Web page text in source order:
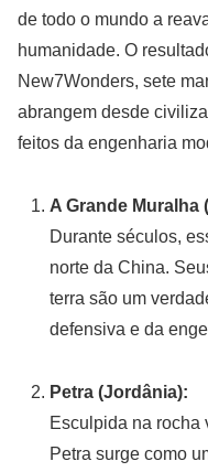
de todo o mundo a
humanidade. O
New7Wonders, sete
abrangem desde
feitos da engenharia
A Grande Muralha
Durante séculos,
norte da China.
terra são um
defensiva e da
Petra (Jordânia):
Esculpida na rocha
Petra surge como